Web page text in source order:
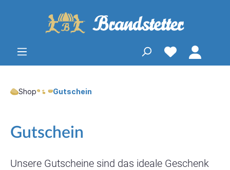
Shop Gutschein
Gutschein
Unsere Gutscheine sind das ideale Geschenk